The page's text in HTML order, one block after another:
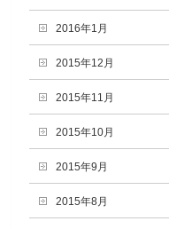
2016年1月
2015年12月
2015年11月
2015年10月
2015年9月
2015年8月